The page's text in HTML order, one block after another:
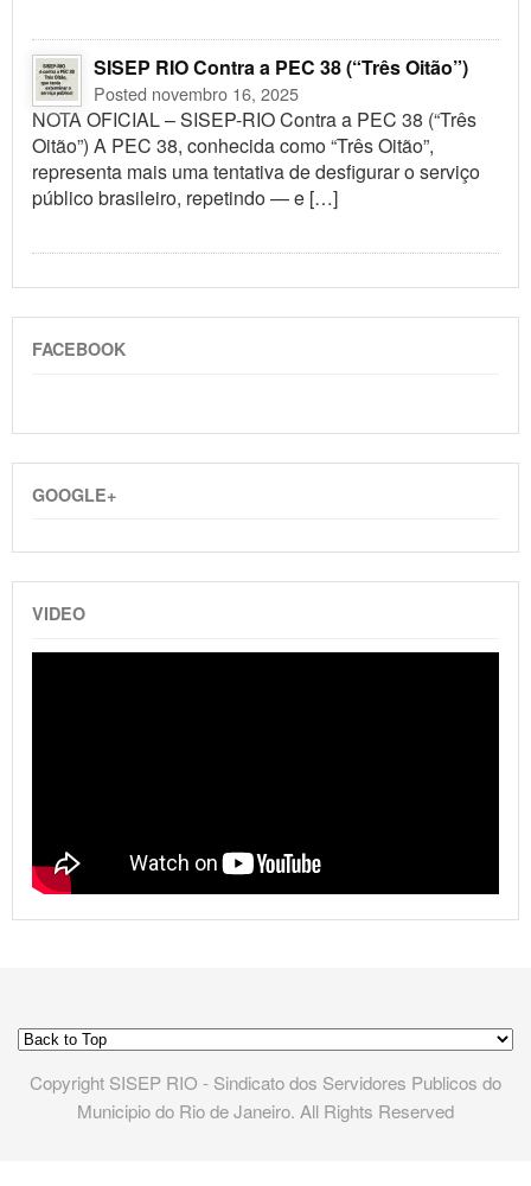
SISEP RIO Contra a PEC 38 (“Três Oitão”)
Posted novembro 16, 2025
NOTA OFICIAL – SISEP-RIO Contra a PEC 38 (“Três
Oitão”) A PEC 38, conhecida como “Três Oitão”,
representa mais uma tentativa de desfigurar o serviço
público brasileiro, repetindo — e […]
FACEBOOK
GOOGLE+
VIDEO
Copyright SISEP RIO - Sindicato dos Servidores Publicos do
Municipio do Rio de Janeiro. All Rights Reserved